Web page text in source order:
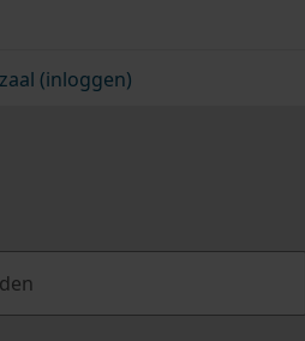
(inloggen)